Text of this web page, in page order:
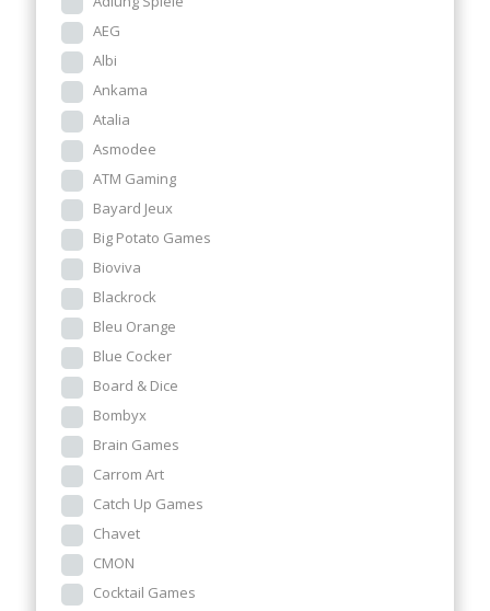
AEG
Albi
Ankama
Atalia
Asmodee
ATM Gaming
Bayard Jeux
Big Potato Games
Bioviva
Blackrock
Bleu Orange
Blue Cocker
Board & Dice
Bombyx
Brain Games
Carrom Art
Catch Up Games
Chavet
CMON
Cocktail Games